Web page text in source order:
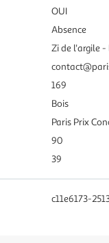
OUI
Absence
Zi de l'argile
169
Bois
Paris Prix
90
39
c11e6173-